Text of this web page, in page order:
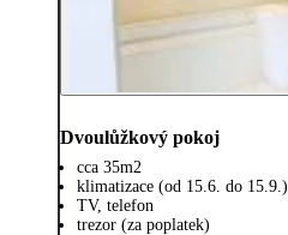
Dvoulůžkový pokoj
cca 35m2
klimatizace (od 15.6. do 15.9.)
TV, telefon
trezor (za poplatek)